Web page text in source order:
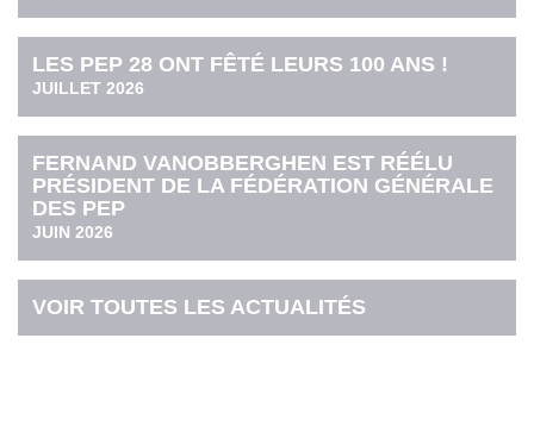
LES PEP 28 ONT FÊTÉ LEURS 100 ANS !
JUILLET 2026
FERNAND VANOBBERGHEN EST RÉÉLU
PRÉSIDENT DE LA FÉDÉRATION GÉNÉRALE
DES PEP
JUIN 2026
VOIR TOUTES LES ACTUALITÉS